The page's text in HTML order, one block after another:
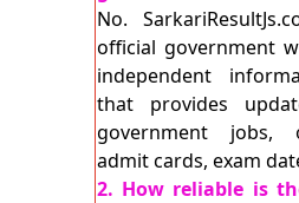
No.
official government
independent
that provides
government jobs,
admit cards, exam
2. How reliable is